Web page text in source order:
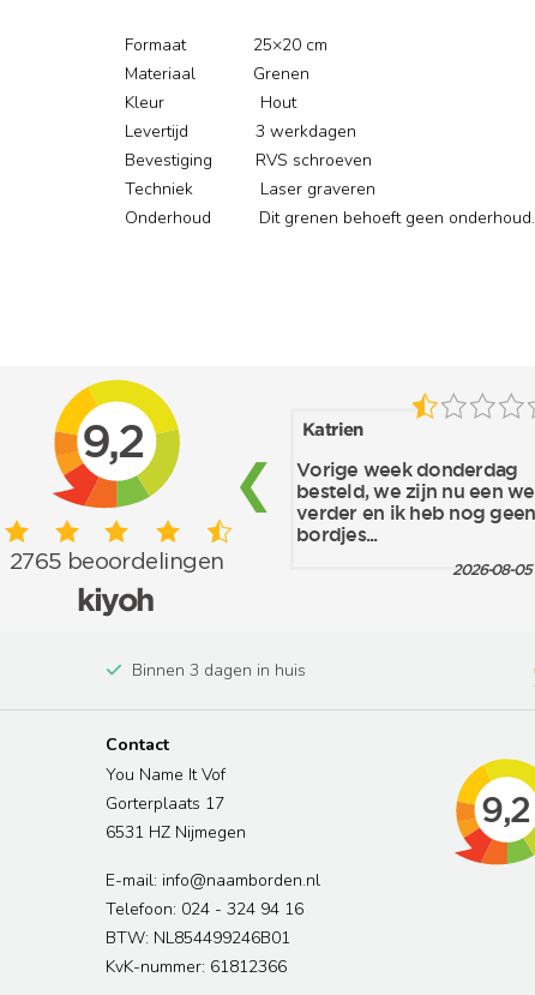
Formaat 25×20 cm
Materiaal Grenen
Kleur Hout
Levertijd 3 werkdagen
Bevestiging RVS schroeven
Techniek Laser graveren
Onderhoud Dit grenen behoeft geen onderhoud.
Binnen 3 dagen in huis
Contact
You Name It Vof
Gorterplaats 17
6531 HZ Nijmegen
E-mail: info@naamborden.nl
Telefoon: 024 - 324 94 16
BTW: NL854499246B01
KvK-nummer: 61812366